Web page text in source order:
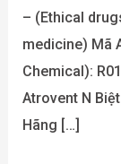
– (Ethical
medicine) Mã
Chemical):
Atrovent N
Hãng […]